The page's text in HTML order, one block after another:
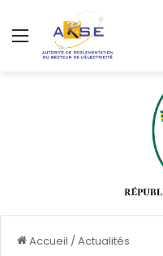
Menu
Accueil /Actualités